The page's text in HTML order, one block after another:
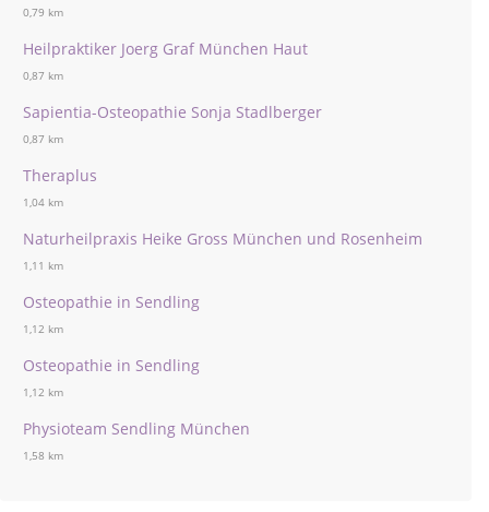
0,79 km
Heilpraktiker Joerg Graf München Haut
0,87 km
Sapientia-Osteopathie Sonja Stadlberger
0,87 km
Theraplus
1,04 km
Naturheilpraxis Heike Gross München und Rosenheim
1,11 km
Osteopathie in Sendling
1,12 km
Osteopathie in Sendling
1,12 km
Physioteam Sendling München
1,58 km